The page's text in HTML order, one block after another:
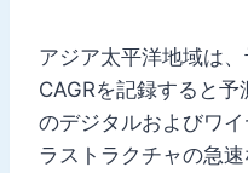
アジア太平洋地域は
CAGRを記録すると
のデジタルおよびワ
ラストラクチャの急